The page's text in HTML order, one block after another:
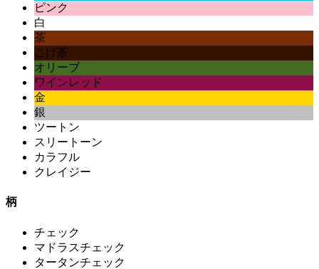
ピンク
白
茶
こげ茶
オリーブ
ワインレッド
金
銀
ツートン
スリートーン
カラフル
クレイジー
柄
チェック
マドラスチェック
タータンチェック